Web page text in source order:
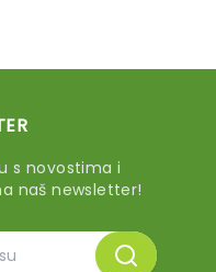
s novostima i
naš newsletter!